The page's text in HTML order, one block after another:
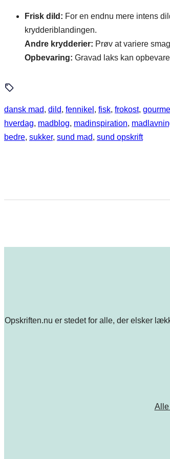
Frisk dild: For en endnu mere intens
krydderiblandingen.
Andre krydderier: Prøv at variere
Opbevaring: Gravad laks kan
dansk mad, dild, fennikel , fisk, frokost,
hverdag, madblog, madinspiration,
bedre, sukker, sund mad, sund opskrift
Opskriften.nu er stedet for alle, der elsker
Alle